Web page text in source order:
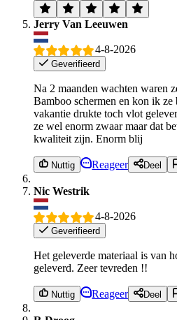
Jerry Van Leeuwen
4-8-2026
Geverifieerd
Na 2 maanden wachten waren
Bamboo schermen en kon ik ze
vakantie drukte toch vlot
ze wel enorm zwaar maar dat
kwaliteit zijn. Enorm blij
Nuttig Reageer Deel
Nic Westrik
4-8-2026
Geverifieerd
Het geleverde materiaal is van
geleverd. Zeer tevreden !!
Nuttig Reageer Deel